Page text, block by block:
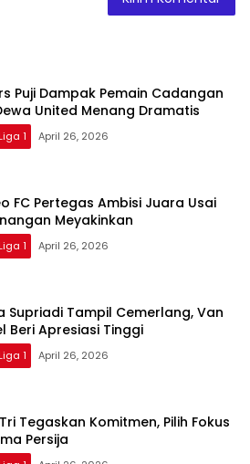
Puji Dampak Pemain Cadangan
United Menang Dramatis
1 April 26, 2026
FC Pertegas Ambisi Juara Usai
Meyakinkan
1 April 26, 2026
Supriadi Tampil Cemerlang, Van
Beri Apresiasi Tinggi
1 April 26, 2026
Tegaskan Komitmen, Pilih Fokus
Persija